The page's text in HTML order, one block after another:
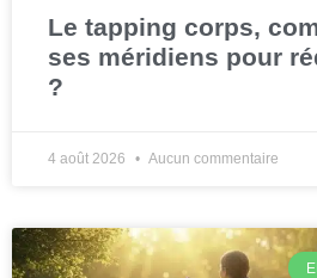
Le tapping corps,
ses méridiens pour
?
4 août 2026 Aucun commentaire